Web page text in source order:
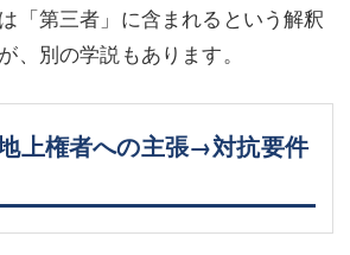
「第三者」に含まれるという解釈
、別の学説もあります。
上権者への主張→対抗要件